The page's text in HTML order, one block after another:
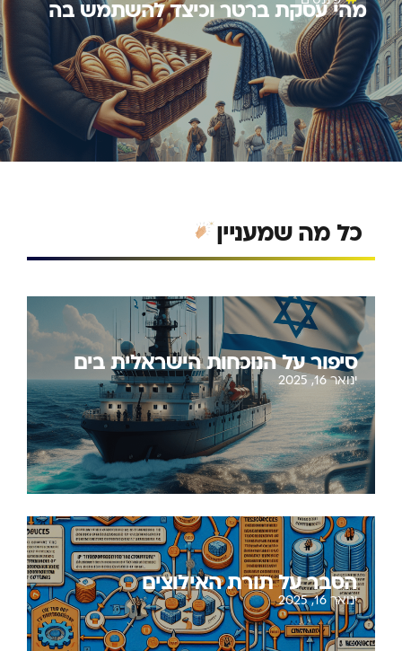
מהי עסקת ברטר וכיצד להשתמש בה
כל מה שמעניין
סיפור על הנוכחות הישראלית בים
ינואר 16, 2025
הסבר על תורת האילוצים
ינואר 16, 2025